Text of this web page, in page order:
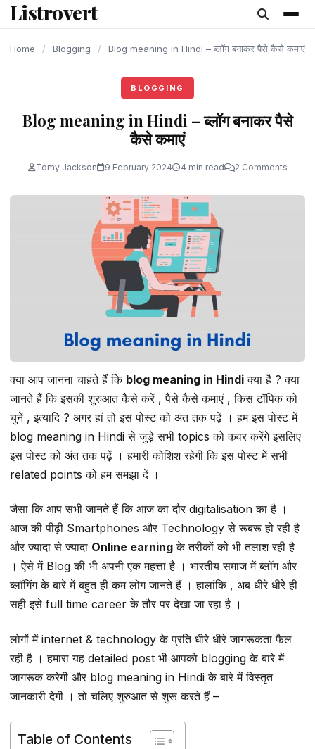
content
Listrovert
Home / Blogging / Blog meaning in Hindi – ब्लॉग बनाकर पैसे कैसे कमाएं
BLOGGING
Blog meaning in Hindi – ब्लॉग बनाकर पैसे
कैसे कमाएं
Tomy Jackson 9 February 2024 4 min read 2 Comments
क्या आप जानना चाहते हैं कि blog meaning in Hindi क्या है ? क्या
जानते हैं कि इसकी शुरुआत कैसे करें , पैसे कैसे कमाएं , किस टॉपिक को
चुनें , इत्यादि ? अगर हां तो इस पोस्ट को अंत तक पढ़ें । हम इस पोस्ट में
blog meaning in Hindi से जुड़े सभी topics को कवर करेंगे इसलिए
इस पोस्ट को अंत तक पढ़ें । हमारी कोशिश रहेगी कि इस पोस्ट में सभी
related points को हम समझा दें ।
जैसा कि आप सभी जानते हैं कि आज का दौर digitalisation का है ।
आज की पीढ़ी Smartphones और Technology से रूबरू हो रही है
और ज्यादा से ज्यादा Online earning के तरीकों को भी तलाश रही है
। ऐसे में Blog की भी अपनी एक महत्ता है । भारतीय समाज में ब्लॉग और
ब्लॉगिंग के बारे में बहुत ही कम लोग जानते हैं । हालांकि , अब धीरे धीरे ही
सही इसे full time career के तौर पर देखा जा रहा है ।
लोगों में internet & technology के प्रति धीरे धीरे जागरूकता फैल
रही है । हमारा यह detailed post भी आपको blogging के बारे में
जागरूक करेगी और blog meaning in Hindi के बारे में विस्तृत
जानकारी देगी । तो चलिए शुरुआत से शुरू करते हैं –
Table of Contents